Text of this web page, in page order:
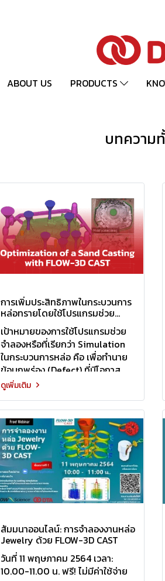
ABOUT US PRODUCTS
บทความ
การเพิ่มประสิทธิภาพในกระบวนการ
หล่อทรายโดยใช้โปรแกรมช่วย
วิเคราะห์ทางงานหล่อ FLOW-3D
CAST
เป้าหมายของการใช้โปรแกรมช่วย
จำลองหรือที่เรียกว่า Simulation
ในกระบวนการหล่อ คือ เพื่อทำนาย
ข้อบกพร่อง (Defect) ที่มีโอกาส
เกิดในงานหล่อ
ดูเพิ่มเติม
สัมมนาออนไลน์: การจำลองงานหล่อ
Jewelry ด้วย FLOW-3D CAST
วันที่ 11 พฤษภาคม 2564 เวลา:
10.00-11.00 น. ฟรี! ไม่มีค่าใช้จ่าย